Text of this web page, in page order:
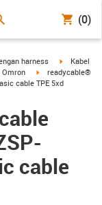
(0)
right
harness igus-icon-
Kabel
right igus-icon-arrow-
readycable®
cable TPE 5xd
cable